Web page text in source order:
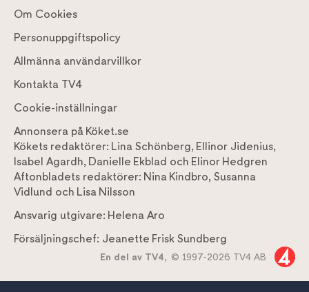
Om Cookies
Personuppgiftspolicy
Allmänna användarvillkor
Kontakta TV4
Cookie-inställningar
Annonsera på Köket.se
Kökets redaktörer: Lina Schönberg, Ellinor Jidenius,
Isabel Agardh, Danielle Ekblad och Elinor Hedgren
Aftonbladets redaktörer: Nina Kindbro, Susanna
Vidlund och Lisa Nilsson
Ansvarig utgivare: Helena Aro
Försäljningschef: Jeanette Frisk Sundberg
En del av TV4, © 1997-2026 TV4 AB